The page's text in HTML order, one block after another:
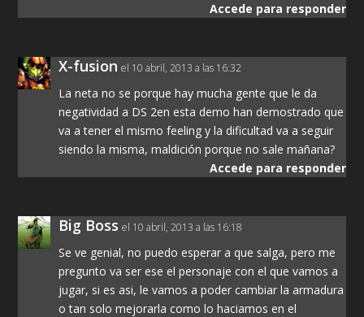
Accede para responder
X-fusion el 10 abril, 2013 a las 16:32
La neta no se porque hay mucha gente que le da
negatividad a DS 2en esta demo han demostrado que
va a tener el mismo feeling y la dificultad va a seguir
siendo la misma, maldición porque no sale mañana?
Accede para responder
Big Boss el 10 abril, 2013 a las 16:18
Se ve genial, no puedo esperar a que salga, pero me
pregunto va ser ese el personaje con el que vamos a
jugar, si es asi, le vamos a poder cambiar la armadura
o tan solo mejorarla como lo haciamos en el